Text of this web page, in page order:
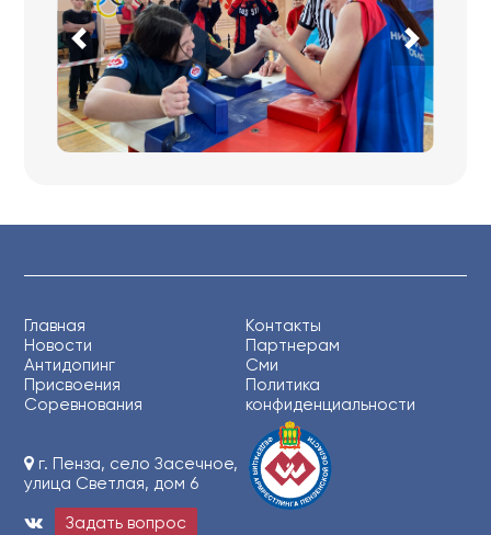
Главная
Новости
Антидопинг
Присвоения
Соревнования
Контакты
Партнерам
Сми
Политика
конфиденциальности
г. Пенза, село Засечное,
улица Светлая, дом 6
Задать вопрос